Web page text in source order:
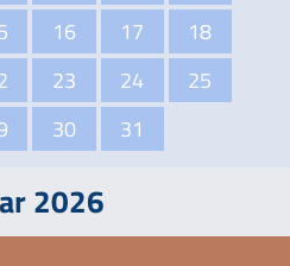
16 17
18
23 24
25
30 31
2026